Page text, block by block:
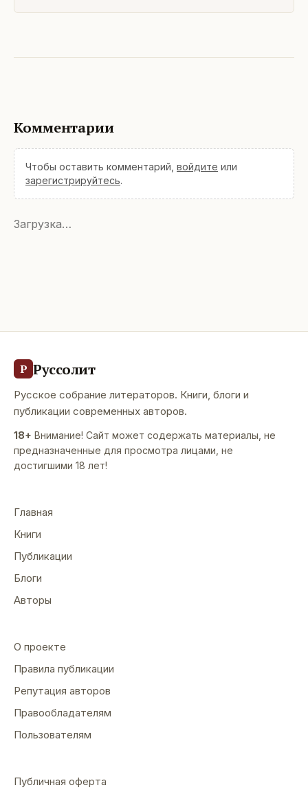
Комментарии
Чтобы оставить комментарий, войдите или
зарегистрируйтесь.
Загрузка…
Р Руссолит
Русское собрание литераторов. Книги, блоги и
публикации современных авторов.
18+ Внимание! Сайт может содержать материалы, не
предназначенные для просмотра лицами, не
достигшими 18 лет!
Главная
Книги
Публикации
Блоги
Авторы
О проекте
Правила публикации
Репутация авторов
Правообладателям
Пользователям
Публичная оферта